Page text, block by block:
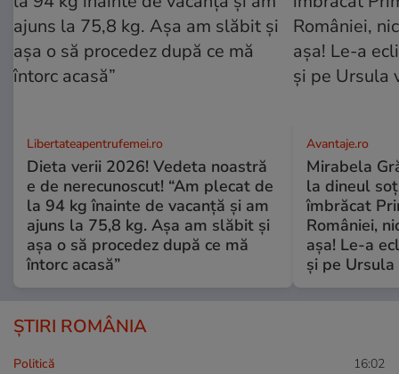
Libertateapentrufemei.ro
Dieta verii 2026! Vedeta noastră
e de nerecunoscut! “Am plecat de
la 94 kg înainte de vacanță și am
ajuns la 75,8 kg. Așa am slăbit și
așa o să procedez după ce mă
întorc acasă”
Avantaje.ro
Mirabela
la dineul
îmbrăcat
României,
așa! Le-a
și pe
ȘTIRI ROMÂNIA
Politică 16:02